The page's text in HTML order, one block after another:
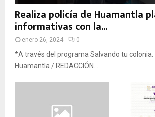
Realiza policía de Huamantla
informativas con la...
enero 26, 2024 0
*A través del programa Salvando tu colonia.
Huamantla / REDACCIÓN...